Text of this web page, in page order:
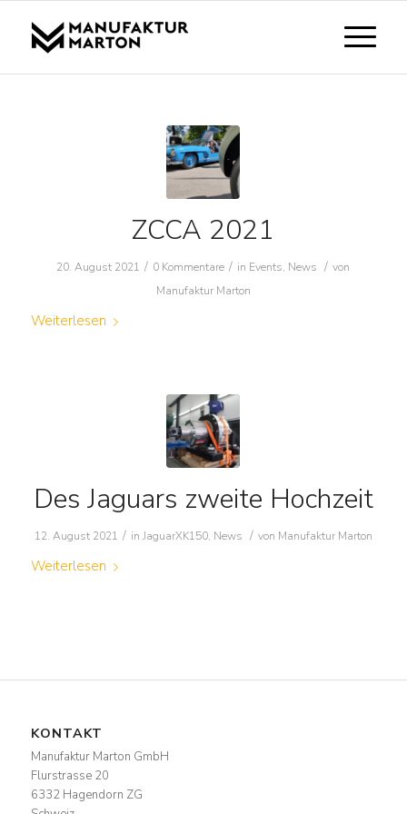
ZCCA 2021
20. August 2021 / 0 Kommentare / in Events, News / von
Manufaktur Marton
Weiterlesen
Des Jaguars zweite Hochzeit
12. August 2021 / in JaguarXK150, News / von Manufaktur Marton
Weiterlesen
KONTAKT
Manufaktur Marton GmbH
Flurstrasse 20
6332 Hagendorn ZG